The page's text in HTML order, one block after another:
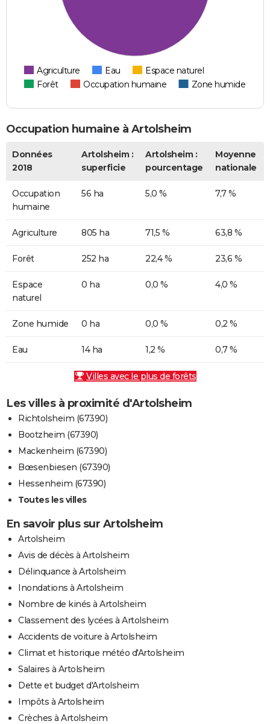
Agriculture Eau
Espace naturel
Forêt
Occupation humaine Zone humide
Occupation humaine à Artolsheim
Données
2018
Artolsheim :
superficie
Artolsheim :
pourcentage
Moyenne
nationale
Occupation
humaine
56 ha 5,0 % 7,7 %
Agriculture 805 ha 71,5 % 63,8 %
Forêt 252 ha 22,4 % 23,6 %
Espace
naturel
0 ha 0,0 % 4,0 %
Zone humide 0 ha 0,0 % 0,2 %
Eau 14 ha 1,2 % 0,7 %
Villes avec le plus de forêts
Les villes à proximité d'Artolsheim
Richtolsheim (67390)
Bootzheim (67390)
Mackenheim (67390)
Bœsenbiesen (67390)
Hessenheim (67390)
Toutes les villes
En savoir plus sur Artolsheim
Artolsheim
Avis de décès à Artolsheim
Délinquance à Artolsheim
Inondations à Artolsheim
Nombre de kinés à Artolsheim
Classement des lycées à Artolsheim
Accidents de voiture à Artolsheim
Climat et historique météo d'Artolsheim
Salaires à Artolsheim
Dette et budget d'Artolsheim
Impôts à Artolsheim
Crèches à Artolsheim